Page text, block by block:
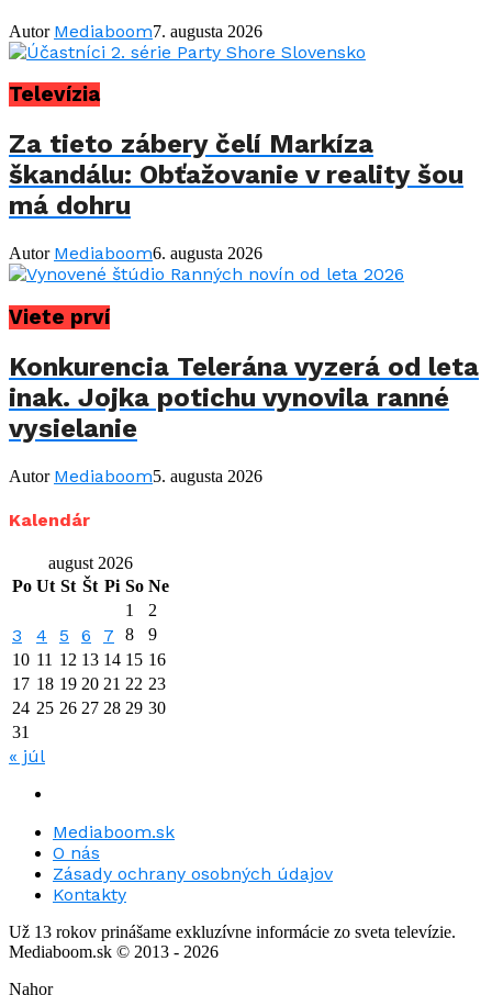
Autor Mediaboom7. augusta 2026
Televízia
Za tieto zábery čelí Markíza
škandálu: Obťažovanie v reality šou
má dohru
Autor Mediaboom6. augusta 2026
Viete prví
Konkurencia Telerána vyzerá od leta
inak. Jojka potichu vynovila ranné
vysielanie
Autor Mediaboom5. augusta 2026
Kalendár
august 2026
Po Ut St Št Pi So Ne
1
2
3 4 5 6 7 8
9
10 11 12 13 14 15 16
17 18 19 20 21 22 23
24 25 26 27 28 29 30
31
« júl
Mediaboom.sk
O nás
Zásady ochrany osobných údajov
Kontakty
Už 13 rokov prinášame exkluzívne informácie zo sveta televízie.
Mediaboom.sk © 2013 - 2026
Nahor